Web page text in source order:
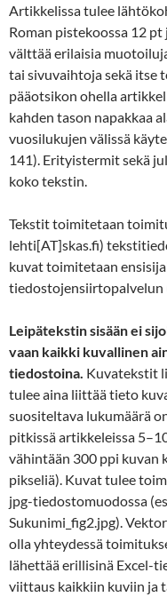
Artikkelissa tulee
Roman pistekoossa 12
välttää erilaisia
tai sivuvaihtoja sekä itse
pääotsikon ohella
kahden tason napakkaa
vuosilukujen välissä
141). Erityistermit sekä
koko tekstin.
Tekstit toimitetaan
lehti[AT]skas.fi)
kuvat toimitetaan
tiedostojensiirtopalvelun
Leipätekstin sisään ei
vaan kaikki kuvallinen
tiedostoina. Kuvatekstit
tulee aina liittää tieto
suositeltava lukumäärä
pitkissä artikkeleissa
vähintään 300 ppi kuvan
pikseliä). Kuvat tulee
jpg-tiedostomuodossa
Sukunimi_fig2.jpg).
olla yhteydessä
lähettää erillisinä Excel-
viittaus kaikkiin kuviin ja